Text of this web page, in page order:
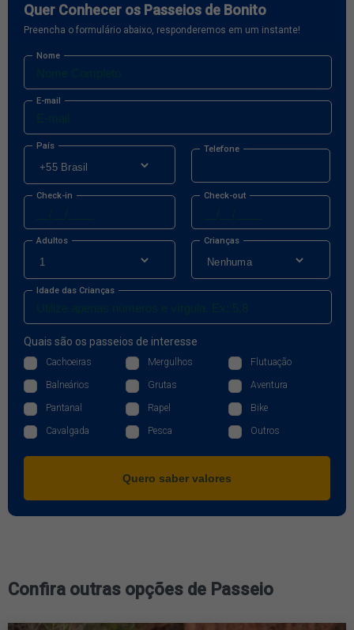
Quer Conhecer os Passeios de Bonito
Preencha o formulário abaixo, responderemos em um instante!
Nome
E-mail
País Telefone
Check-in Check-out
Adultos Crianças
Idade das Crianças
Quais são os passeios de interesse
Cachoeiras Mergulhos Flutuação
Balneários Grutas Aventura
Pantanal Rapel Bike
Cavalgada Pesca Outros
Quero saber valores
Confira outras opções de Passeio